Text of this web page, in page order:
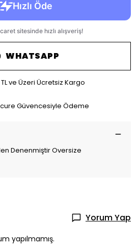
WHATSAPP
TL ve Üzeri Ücretsiz Kargo
Güvencesiyle Ödeme
Denenmiştir Oversize
Yorum Yap
yapılmamış.